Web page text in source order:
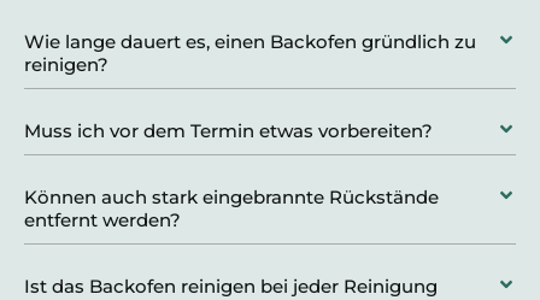
Wie lange dauert es, einen Backofen gründlich zu
reinigen?
Muss ich vor dem Termin etwas vorbereiten?
Können auch stark eingebrannte Rückstände
entfernt werden?
Ist das Backofen reinigen bei jeder Reinigung